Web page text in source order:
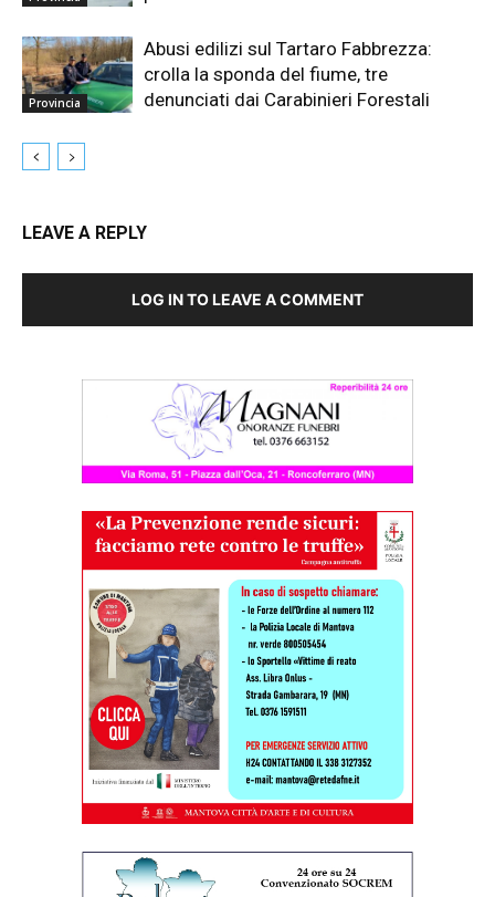
Provincia
Abusi edilizi sul Tartaro Fabbrezza:
crolla la sponda del fiume, tre
denunciati dai Carabinieri Forestali
LEAVE A REPLY
LOG IN TO LEAVE A COMMENT